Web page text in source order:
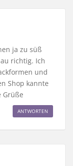
ja zu süß
richtig. Ich
und
Shop kannte
Grüße
ANTWORTEN